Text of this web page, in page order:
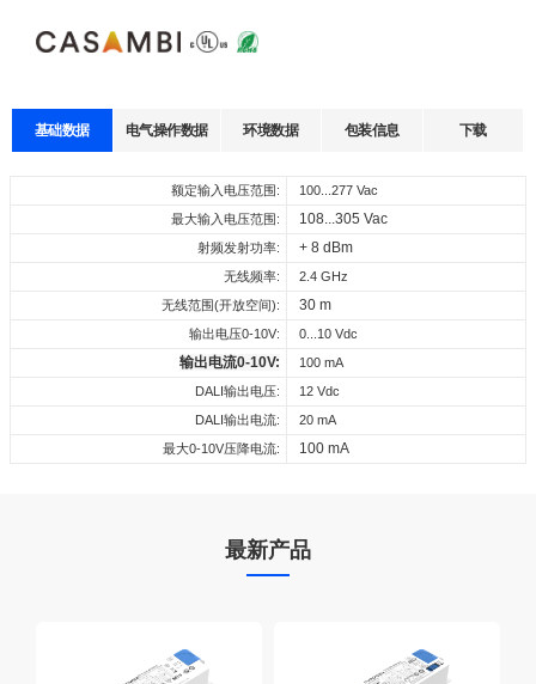
基础数据 电气操作数据 环境数据 包装信息 下载
额定输入电压范围:
100...277 Vac
最大输入电压范围:
108...305 Vac
射频发射功率: + 8 dBm
无线频率:
2.4 GHz
无线范围(开放空间):
30 m
输出电压0-10V: 0...10 Vdc
输出电流0-10V:
100 mA
DALI输出电压:
12 Vdc
DALI输出电流:
20 mA
最大0-10V压降电流:
100 mA
产品型号 输入电压 DALI
XNAPPK DALI-0-10V-1CH-CAS 120-277 Vac
工作温度:
-20…+55℃
储存温度:
-20…+75℃
10%…90%
5%…95%
驱动器寿命:
at Tc 75°C: 50,000 hrs
IP20
21.67 x 10.28 x 8.58 in (322 x 260 x 218 mm)
认证 3D图纸
167203_XNAPPK_DALI_0-
UL_XNAPPK_DALI_0-
3D_XNAPPK_DALI_0-
We are sorry, but the content is still under construction. Please get in
touch with us and let us know, what details you do need.
最新产品